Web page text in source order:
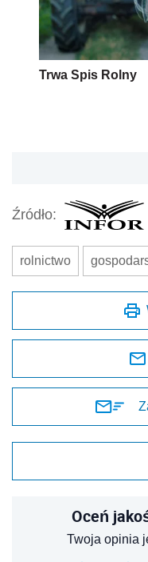
Trwa Spis Rolny
Źródło:
rolnictwo
Oceń
Twoja opinia